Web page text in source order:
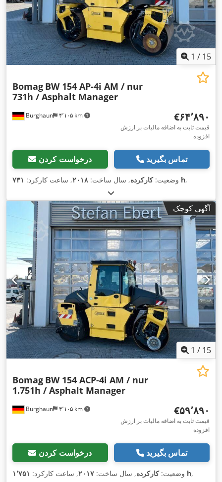
1 / 15
Burghaun ۴٬۱۰۵ km
Bomag BW 154 AP-4i AM / nur
731h / Asphalt Manager
‎€۶۴٬۸۹۰
قیمت ثابت به اضافه مالیات بر ارزش
افزوده
درخواست کردن تماس بگیرید
وضعیت:کارکرده, سال ساخت: ۲۰۱۸, ساعت کارکرد: ۷۳۱ h,
آگهی کوچک
1 / 15
Burghaun ۴٬۱۰۵ km
Bomag BW 154 ACP-4i AM / nur
1.751h / Asphalt Manager
‎€۵۹٬۸۹۰
قیمت ثابت به اضافه مالیات بر ارزش
افزوده
درخواست کردن تماس بگیرید
وضعیت:کارکرده, سال ساخت: ۲۰۱۷, ساعت کارکرد: ۱٬۷۵۱ h,